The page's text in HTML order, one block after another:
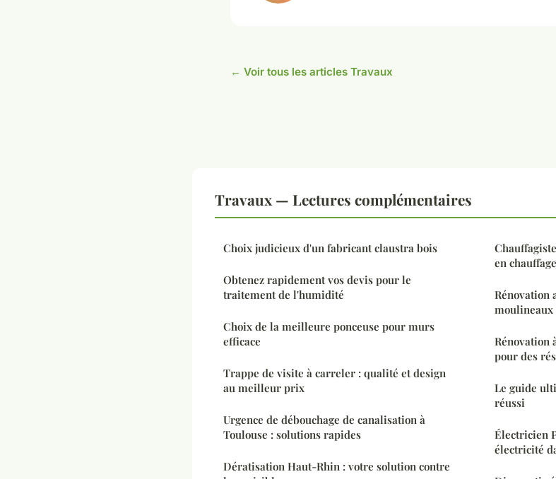
← Voir tous les articles Travaux
Travaux — Lectures complémentaires
Choix judicieux d'un fabricant claustra bois
Obtenez rapidement vos devis pour le
traitement de l'humidité
Choix de la meilleure ponceuse pour murs
efficace
Trappe de visite à carreler : qualité et design
au meilleur prix
Urgence de débouchage de canalisation à
Toulouse : solutions rapides
Dératisation Haut-Rhin : votre solution contre
en
Rénovation
moulineaux
Rénovation
pour des
Le guide
réussi
Électricien
électricité